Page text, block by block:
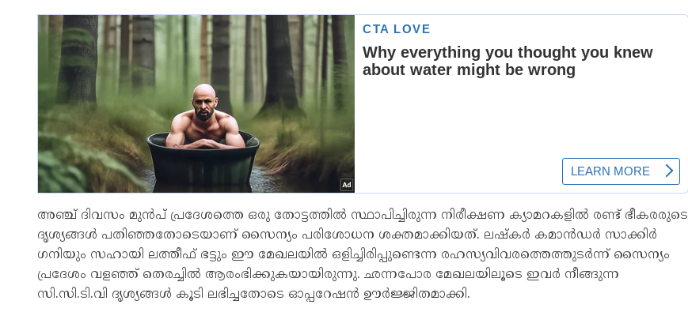
അഞ്ച് ദിവസം മുൻപ് പ്രദേശത്തെ ഒരു തോട്ടത്തിൽ സ്ഥാപിച്ചിരുന്ന നിരീക്ഷണ ക്യാമറകളിൽ രണ്ട് ഭീകരരുടെ
ദൃശ്യങ്ങൾ പതിഞ്ഞതോടെയാണ് സൈന്യം പരിശോധന ശക്തമാക്കിയത്. ലഷ്കർ കമാൻഡർ സാക്കിർ
ഗനിയും സഹായി ലത്തീഫ് ഭട്ടും ഈ മേഖലയിൽ ഒളിച്ചിരിപ്പുണ്ടെന്ന രഹസ്യവിവരത്തെത്തുടർന്ന് സൈന്യം
പ്രദേശം വളഞ്ഞ് തെരച്ചിൽ ആരംഭിക്കുകയായിരുന്നു. ഛന്നപോര മേഖലയിലൂടെ ഇവർ നീങ്ങുന്ന
സി.സി.ടി.വി ദൃശ്യങ്ങൾ കൂടി ലഭിച്ചതോടെ ഓപ്പറേഷൻ ഊർജ്ജിതമാക്കി.